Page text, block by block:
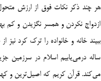
هر چند ذكر نكات فوق از ارزش
ازدواج نكردن و همسر نگزيدن و كم
ببيند خانه و خانواده را ترك كرد
ساله درمي‌يابيم اسلام در سرزمين
مي‌كند. قرآن كريم كه اصيل‌ترين و